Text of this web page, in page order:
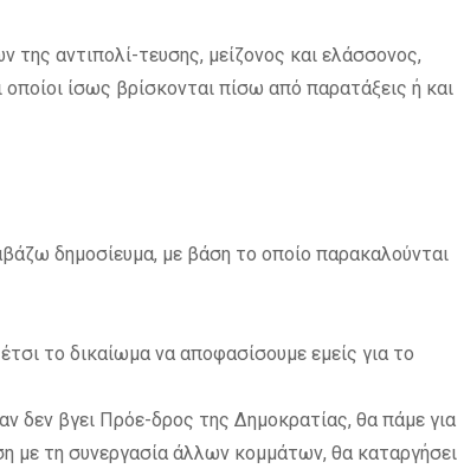
αντιπολί-τευσης, μείζονος και ελάσσονος,
ίσως βρίσκονται πίσω από παρατάξεις ή και
δημοσίευμα, με βάση το οποίο παρακαλούνται
το δικαίωμα να αποφασίσουμε εμείς για το
δεν βγει Πρόε-δρος της Δημοκρατίας, θα πάμε για
με τη συνεργασία άλλων κομμάτων, θα καταργήσει